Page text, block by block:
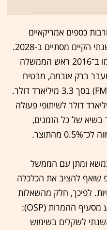
כספים אמריקאיים
בעסקה, שהרי הסכם הסיוע השנתי הקיים מסתיים ב-2028.
מזכר ההבנות הנוכחי, עליו חתמו ב־2016 ראש הממשלה
ברק אובמה, מבטיח
לישראל רכש אמריקאי שנתי (FMF) בסך 3.3 מיליארד דולר.
דולר לשיתופי פעולה
בשיא של כל הזמנים,
מהתוצר.
ומתן עם הממשל
שואף להציב את הכלכלה
לפיכך, חלק מהשאלות
סביב מזכר ההבנות החדש נובע מסעיף ההמרות (OSP):
לשקלים בשימוש